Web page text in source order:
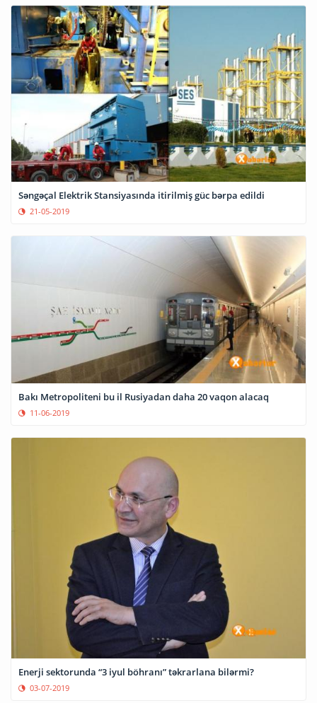
Səngəçal Elektrik Stansiyasında itirilmiş güc bərpa edildi
21-05-2019
Bakı Metropoliteni bu il Rusiyadan daha 20 vaqon alacaq
11-06-2019
Enerji sektorunda “3 iyul böhranı” təkrarlana bilərmi?
03-07-2019